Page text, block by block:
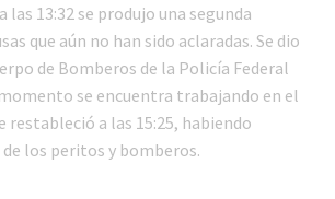
las 13:32 se produjo una segunda
que aún no han sido aclaradas. Se dio
de Bomberos de la Policía Federal
se encuentra trabajando en el
restableció a las 15:25, habiendo
los peritos y bomberos.